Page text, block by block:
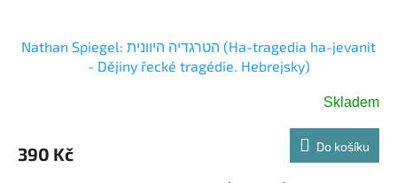
Nathan Spiegel: הטרגדיה היוונית (Ha-tragedia ha-jevanit
- Dějiny řecké tragédie. Hebrejsky)
Skladem
390 Kč Do košíku